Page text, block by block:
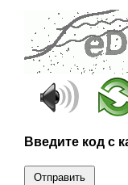
Введите код с
Отправить